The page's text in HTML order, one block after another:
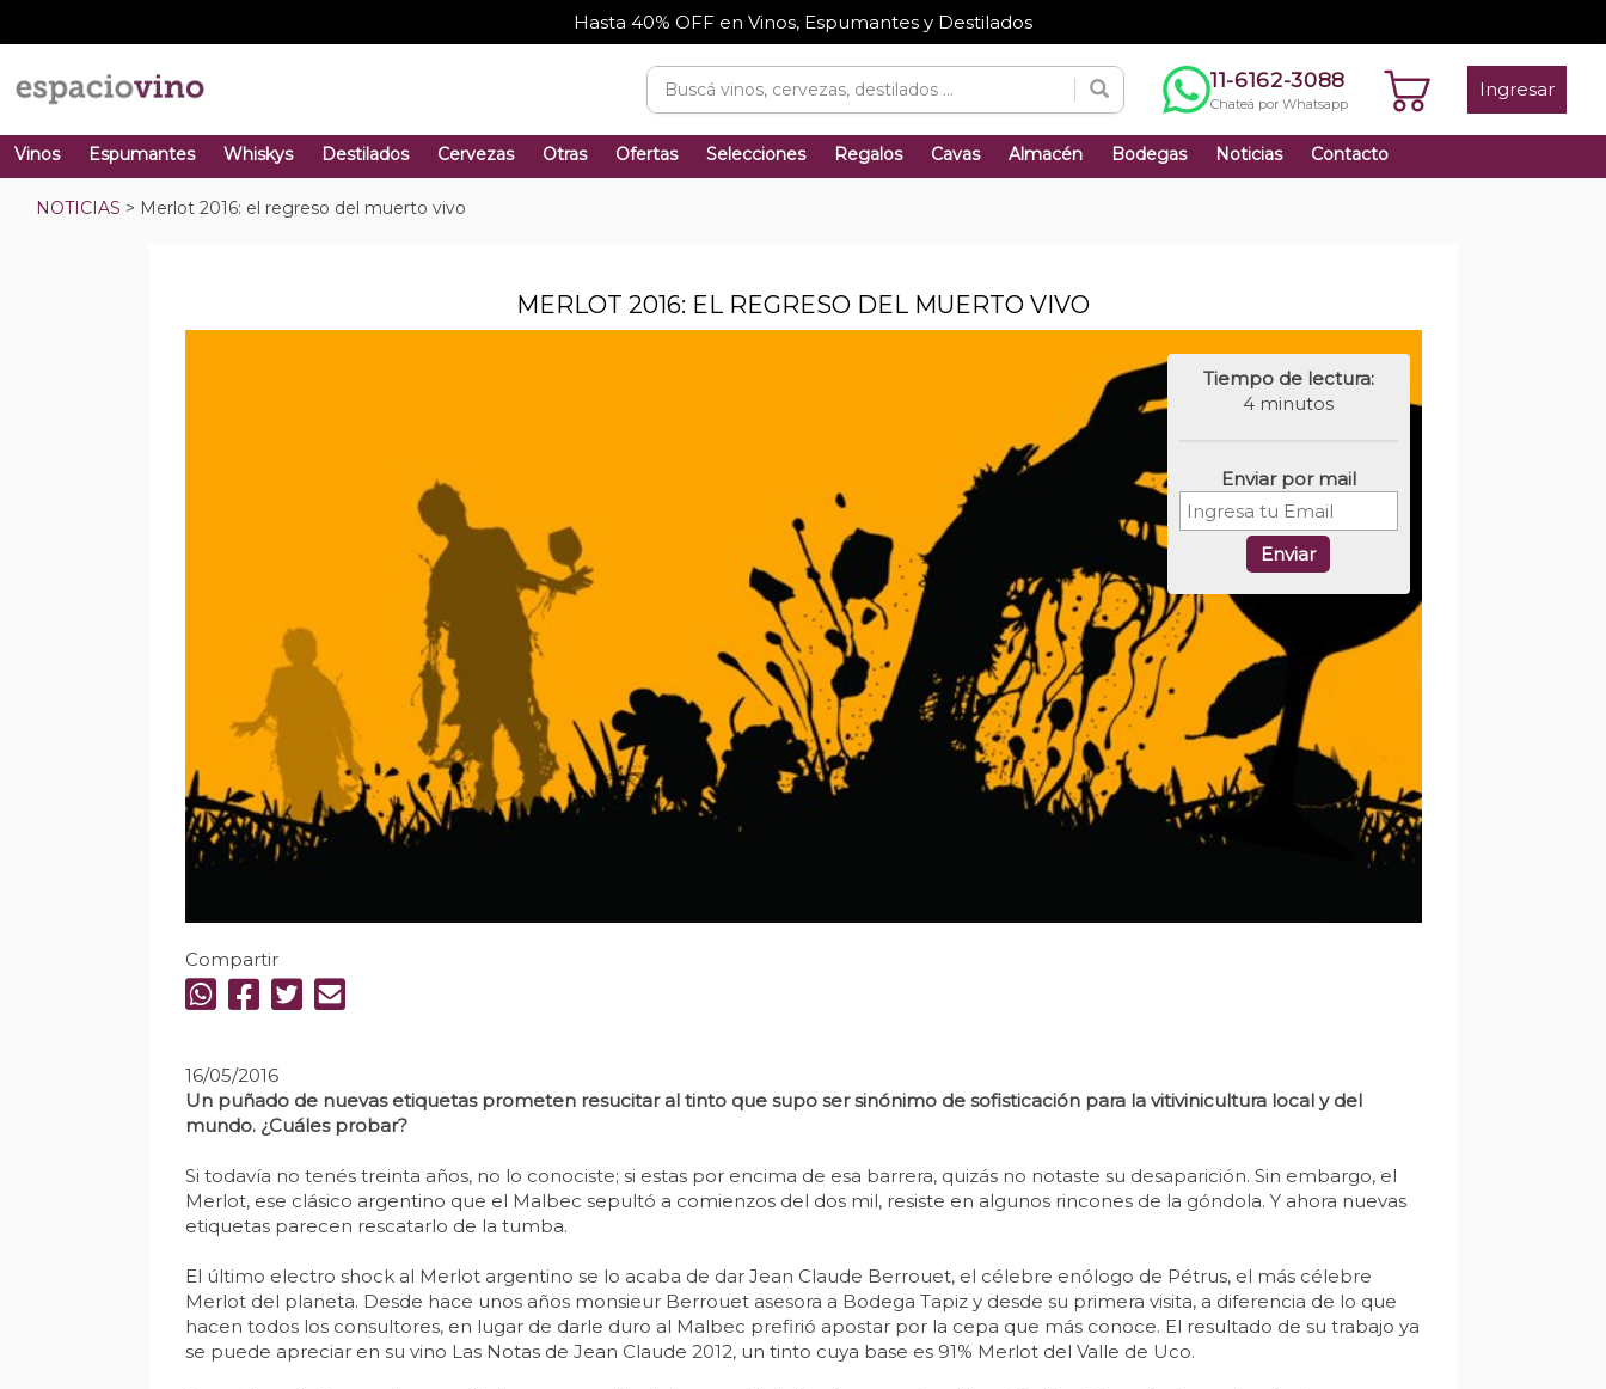
Hasta 40% OFF en Vinos, Espumantes y Destilados
11-6162-3088
Chateá por Whatsapp
Ingresar
Vinos Espumantes Whiskys Destilados Cervezas Otras Ofertas Selecciones Regalos Cavas Almacén Bodegas Noticias Contacto
NOTICIAS > Merlot 2016: el regreso del muerto vivo
MERLOT 2016: EL REGRESO DEL MUERTO VIVO
Tiempo de lectura:
4 minutos
Enviar por mail
Enviar
Compartir
16/05/2016
Un puñado de nuevas etiquetas prometen resucitar al tinto que supo ser sinónimo de sofisticación para la vitivinicultura local y del
mundo. ¿Cuáles probar?
Si todavía no tenés treinta años, no lo conociste; si estas por encima de esa barrera, quizás no notaste su desaparición. Sin embargo, el
Merlot, ese clásico argentino que el Malbec sepultó a comienzos del dos mil, resiste en algunos rincones de la góndola. Y ahora nuevas
etiquetas parecen rescatarlo de la tumba.
El último electro shock al Merlot argentino se lo acaba de dar Jean Claude Berrouet, el célebre enólogo de Pétrus, el más célebre
Merlot del planeta. Desde hace unos años monsieur Berrouet asesora a Bodega Tapiz y desde su primera visita, a diferencia de lo que
hacen todos los consultores, en lugar de darle duro al Malbec prefirió apostar por la cepa que más conoce. El resultado de su trabajo ya
se puede apreciar en su vino Las Notas de Jean Claude 2012, un tinto cuya base es 91% Merlot del Valle de Uco.